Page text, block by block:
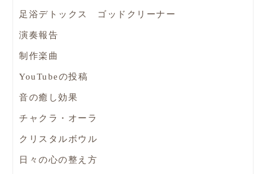
足浴デトックス ゴッドクリーナー
演奏報告
制作楽曲
YouTubeの投稿
音の癒し効果
チャクラ・オーラ
クリスタルボウル
日々の心の整え方